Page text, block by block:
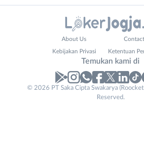
No. Telp /
About Us
Kebijakan Privasi Ketentuan
Temukan kami di
© 2026 PT Saka Cipta Swakarya
Reserved.